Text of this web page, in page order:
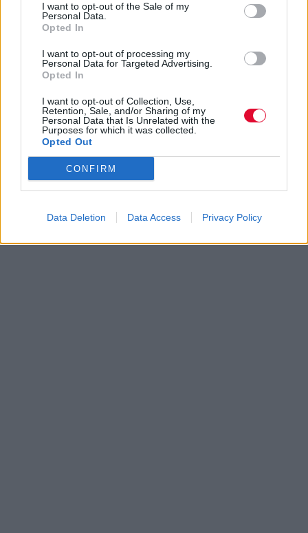
I want to opt-out of the Sale of my
Personal Data.
Opted In
I want to opt-out of processing my
Personal Data for Targeted Advertising.
Opted In
I want to opt-out of Collection, Use,
Retention, Sale, and/or Sharing of my
Personal Data that Is Unrelated with the
Purposes for which it was collected.
Opted Out
CONFIRM
Data Deletion Data Access Privacy Policy